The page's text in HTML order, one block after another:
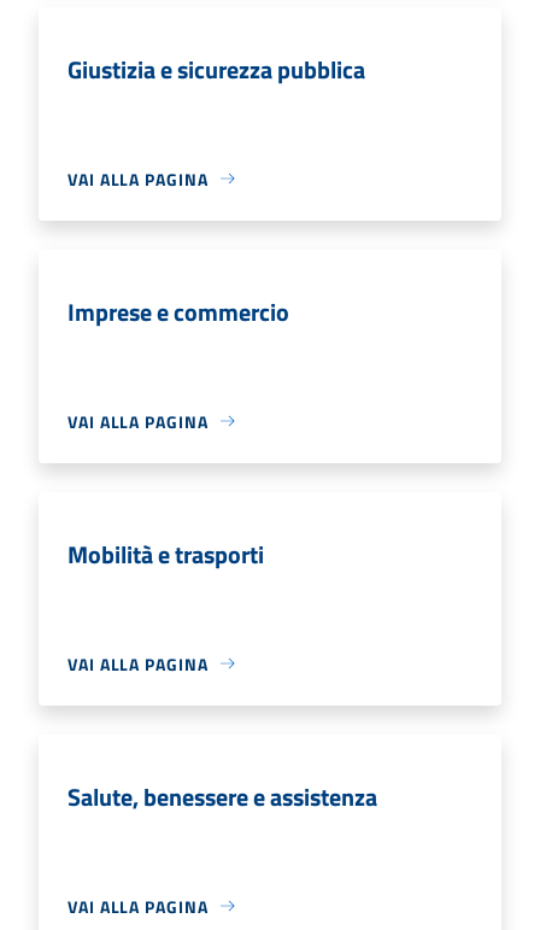
Giustizia e sicurezza pubblica
VAI ALLA PAGINA
Imprese e commercio
VAI ALLA PAGINA
Mobilità e trasporti
VAI ALLA PAGINA
Salute, benessere e assistenza
VAI ALLA PAGINA